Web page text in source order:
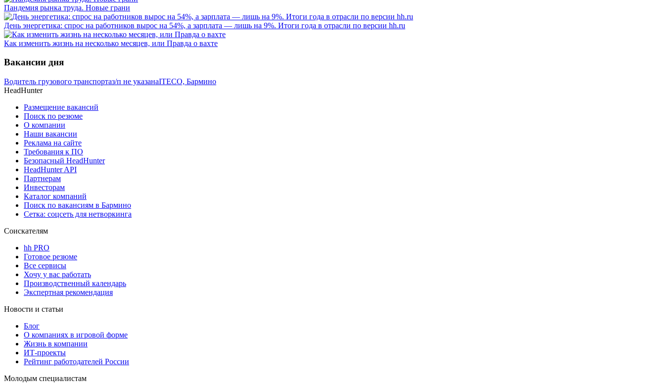
Пандемия рынка труда. Новые грани
День энергетика: спрос на работников вырос на 54%, а зарплата — лишь на 9%. Итоги года в отрасли по версии hh.ru
Как изменить жизнь на несколько месяцев, или Правда о вахте
Вакансии дня
Водитель грузового транспортаз/п не указанаITECO, Бармино
HeadHunter
Размещение вакансий
Поиск по резюме
О компании
Наши вакансии
Реклама на сайте
Требования к ПО
Безопасный HeadHunter
HeadHunter API
Партнерам
Инвесторам
Каталог компаний
Поиск по вакансиям в Бармино
Сетка: соцсеть для нетворкинга
Соискателям
hh PRO
Готовое резюме
Все сервисы
Хочу у вас работать
Производственный календарь
Экспертная рекомендация
Новости и статьи
Блог
О компаниях в игровой форме
Жизнь в компании
ИТ-проекты
Рейтинг работодателей России
Молодым специалистам